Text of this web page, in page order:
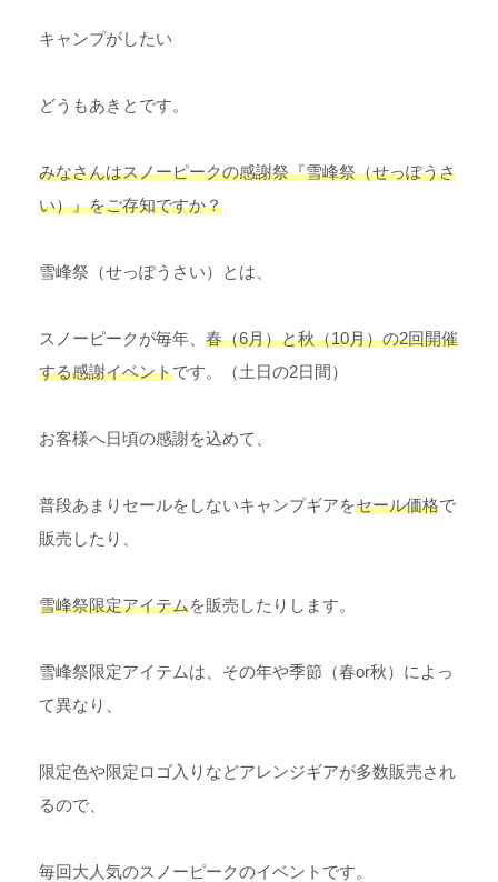
キャンプがしたい
どうもあきとです。
みなさんはスノーピークの感謝祭『雪峰祭（せっぽうさ
い）』をご存知ですか？
雪峰祭（せっぽうさい）とは、
スノーピークが毎年、 春（6月）と秋（10月）の2回開催
する感謝イベントです。（土日の2日間）
お客様へ日頃の感謝を込めて、
普段あまりセールをしないキャンプギアをセール価格で
販売したり、
雪峰祭限定アイテムを販売したりします。
雪峰祭限定アイテムは、その年や季節（春or秋）によっ
て異なり、
限定色や限定ロゴ入りなどアレンジギアが多数販売され
るので、
毎回大人気のスノーピークのイベントです。